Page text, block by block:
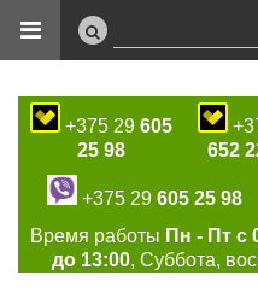
+375 29 605
25 98
652
+375 29 605 25 98
Время работы Пн - Пт с
до 13:00, Суббота,